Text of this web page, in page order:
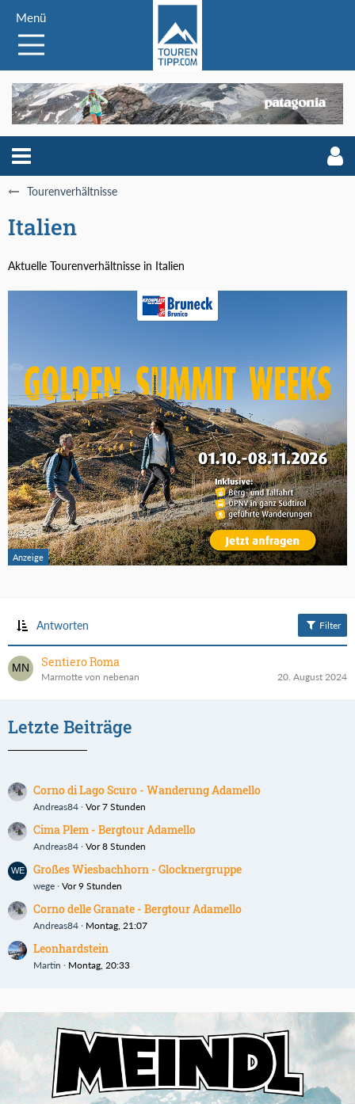
Menü
Tourenverhältnisse
Italien
Aktuelle Tourenverhältnisse in Italien
Antworten Filter
Sentiero Roma
Marmotte von nebenan 20. August 2024
Letzte Beiträge
Corno di Lago Scuro - Wanderung Adamello
Andreas84 Vor 7 Stunden
Cima Plem - Bergtour Adamello
Andreas84 Vor 8 Stunden
Großes Wiesbachhorn - Glocknergruppe
wege Vor 9 Stunden
Corno delle Granate - Bergtour Adamello
Andreas84 Montag, 21:07
Leonhardstein
Martin Montag, 20:33